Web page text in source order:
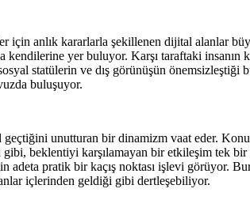
için anlık kararlarla şekillenen dijital alanlar
kendilerine yer buluyor. Karşı taraftaki insanın
statülerin ve dış görünüşün
buluşuyor.
geçtiğini unutturan bir dinamizm vaat eder.
beklentiyi karşılamayan bir etkileşim tek
pratik bir kaçış noktası işlevi görüyor.
içlerinden geldiği gibi dertleşebiliyor.